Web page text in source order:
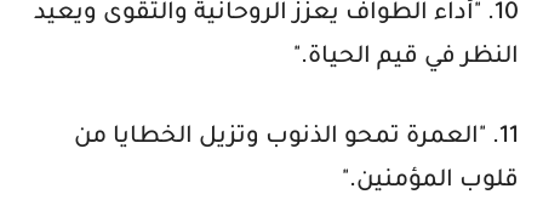
10. "أداء الطواف يعزز الروحانية والتقوى ويعيد
النظر في قيم الحياة."
11. "العمرة تمحو الذنوب وتزيل الخطايا من
قلوب المؤمنين."